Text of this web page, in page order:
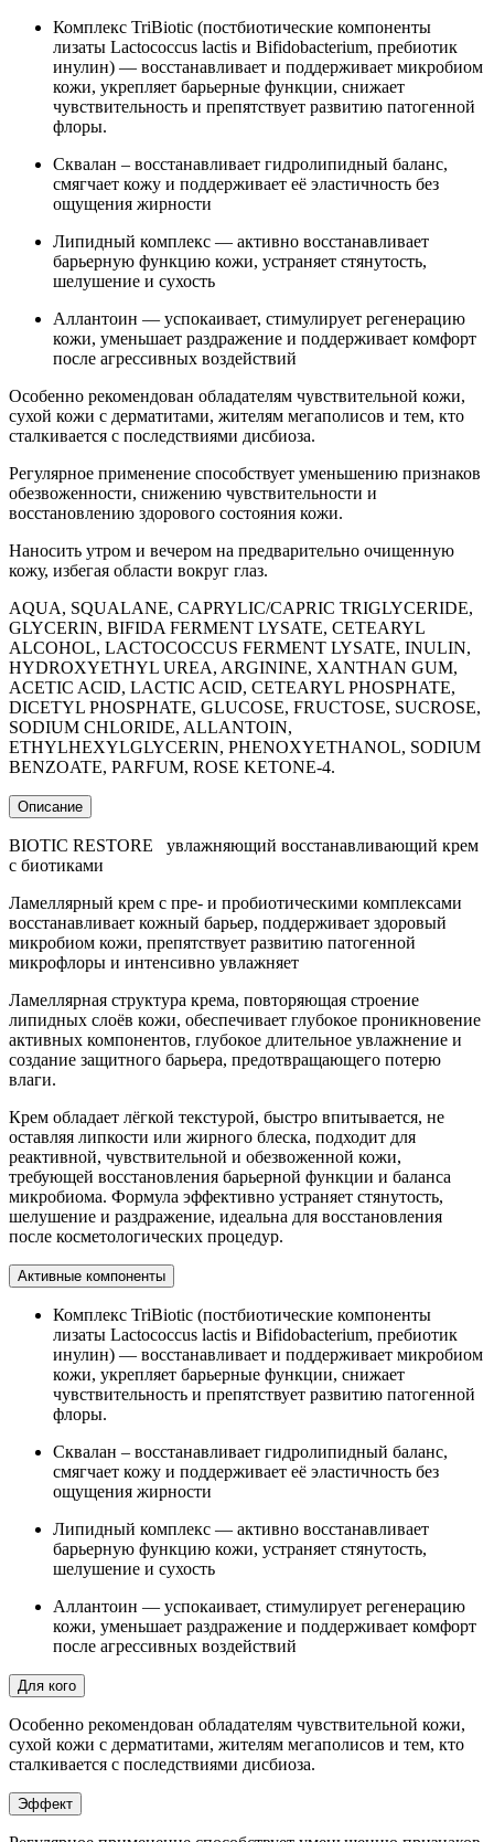
Комплекс TriBiotic (постбиотические компоненты
лизаты Lactococcus lactis и Bifidobacterium, пребиотик
инулин) — восстанавливает и поддерживает микробиом
кожи, укрепляет барьерные функции, снижает
чувствительность и препятствует развитию патогенной
флоры.
Сквалан – восстанавливает гидролипидный баланс,
смягчает кожу и поддерживает её эластичность без
ощущения жирности
Липидный комплекс — активно восстанавливает
барьерную функцию кожи, устраняет стянутость,
шелушение и сухость
Аллантоин — успокаивает, стимулирует регенерацию
кожи, уменьшает раздражение и поддерживает комфорт
после агрессивных воздействий
Особенно рекомендован обладателям чувствительной кожи,
сухой кожи с дерматитами, жителям мегаполисов и тем, кто
сталкивается с последствиями дисбиоза.
Регулярное применение способствует уменьшению признаков
обезвоженности, снижению чувствительности и
восстановлению здорового состояния кожи.
Наноcить утром и вечером на предварительно очищенную
кожу, избегая области вокруг глаз.
AQUA, SQUALANE, CAPRYLIC/CAPRIC TRIGLYCERIDE,
GLYCERIN, BIFIDA FERMENT LYSATE, CETEARYL
ALCOHOL, LACTOCOCCUS FERMENT LYSATE, INULIN,
HYDROXYETHYL UREA, ARGININE, XANTHAN GUM,
ACETIC ACID, LACTIC ACID, CETEARYL PHOSPHATE,
DICETYL PHOSPHATE, GLUCOSE, FRUCTOSE, SUCROSE,
SODIUM CHLORIDE, ALLANTOIN,
ETHYLHEXYLGLYCERIN, PHENOXYETHANOL, SODIUM
BENZOATE, PARFUM, ROSE KETONE-4.
Описание
BIOTIC RESTORE увлажняющий восстанавливающий крем
с биотиками
Ламеллярный крем с пре- и пробиотическими комплексами
восстанавливает кожный барьер, поддерживает здоровый
микробиом кожи, препятствует развитию патогенной
микрофлоры и интенсивно увлажняет
Ламеллярная структура крема, повторяющая строение
липидных слоёв кожи, обеспечивает глубокое проникновение
активных компонентов, глубокое длительное увлажнение и
создание защитного барьера, предотвращающего потерю
влаги.
Крем обладает лёгкой текстурой, быстро впитывается, не
оставляя липкости или жирного блеска, подходит для
реактивной, чувствительной и обезвоженной кожи,
требующей восстановления барьерной функции и баланса
микробиома. Формула эффективно устраняет стянутость,
шелушение и раздражение, идеальна для восстановления
после косметологических процедур.
Активные компоненты
Комплекс TriBiotic (постбиотические компоненты
лизаты Lactococcus lactis и Bifidobacterium, пребиотик
инулин) — восстанавливает и поддерживает микробиом
кожи, укрепляет барьерные функции, снижает
чувствительность и препятствует развитию патогенной
флоры.
Сквалан – восстанавливает гидролипидный баланс,
смягчает кожу и поддерживает её эластичность без
ощущения жирности
Липидный комплекс — активно восстанавливает
барьерную функцию кожи, устраняет стянутость,
шелушение и сухость
Аллантоин — успокаивает, стимулирует регенерацию
кожи, уменьшает раздражение и поддерживает комфорт
после агрессивных воздействий
Для кого
Особенно рекомендован обладателям чувствительной кожи,
сухой кожи с дерматитами, жителям мегаполисов и тем, кто
сталкивается с последствиями дисбиоза.
Эффект